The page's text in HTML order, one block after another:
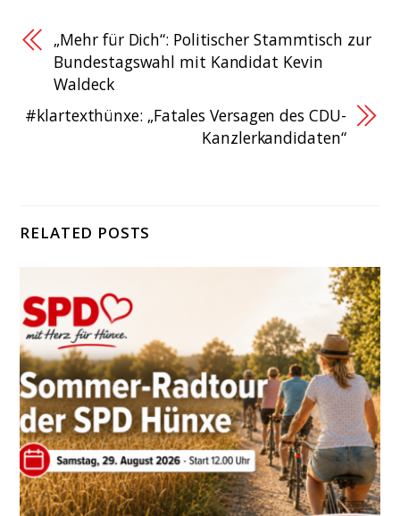
„Mehr für Dich“: Politischer Stammtisch zur
Bundestagswahl mit Kandidat Kevin
Waldeck
#klartexthünxe: „Fatales Versagen des CDU-
Kanzlerkandidaten“
RELATED POSTS